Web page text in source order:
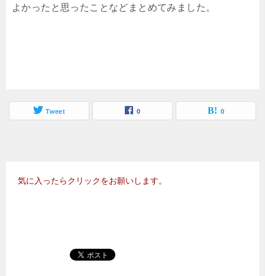
よかったと思ったことなどまとめてみました。
Tweet 0 0
気に入ったらクリックをお願いします。